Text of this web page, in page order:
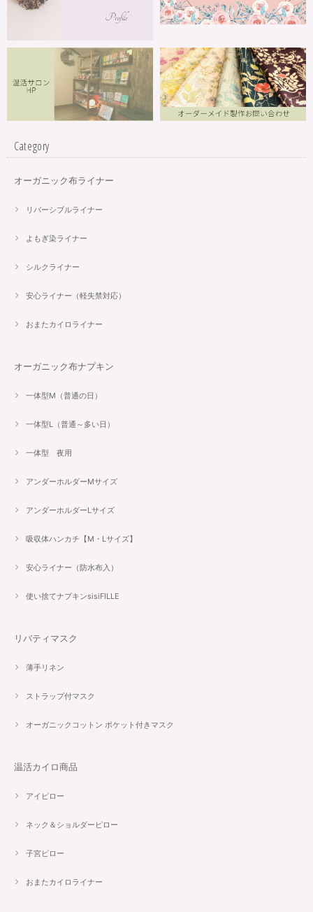
Category
オーガニック布ライナー
リバーシブルライナー
よもぎ染ライナー
シルクライナー
安心ライナー（軽失禁対応）
おまたカイロライナー
オーガニック布ナプキン
一体型M（普通の日）
一体型L（普通～多い日）
一体型 夜用
アンダーホルダーMサイズ
アンダーホルダーLサイズ
吸収体ハンカチ【M・Lサイズ】
安心ライナー（防水布入）
使い捨てナプキンsisiFILLE
リバティマスク
薄手リネン
ストラップ付マスク
オーガニックコットン ポケット付きマスク
温活カイロ商品
アイピロー
ネック＆ショルダーピロー
子宮ピロー
おまたカイロライナー